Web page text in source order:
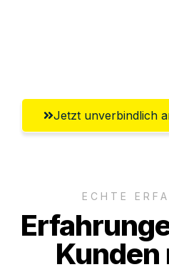
Jetzt unverbindlich
ECHTE
Kunden